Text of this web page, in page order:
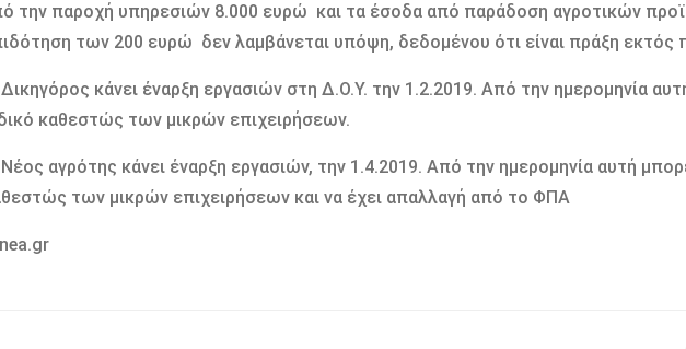
την παροχή υπηρεσιών 8.000 ευρώ και τα έσοδα από παράδοση αγροτικών
των 200 ευρώ δεν λαμβάνεται υπόψη, δεδομένου ότι είναι πράξη
κάνει έναρξη εργασιών στη Δ.Ο.Υ. την 1.2.2019. Από την ημερομηνία
καθεστώς των μικρών επιχειρήσεων.
αγρότης κάνει έναρξη εργασιών, την 1.4.2019. Από την ημερομηνία αυτή
των μικρών επιχειρήσεων και να έχει απαλλαγή από το ΦΠΑ